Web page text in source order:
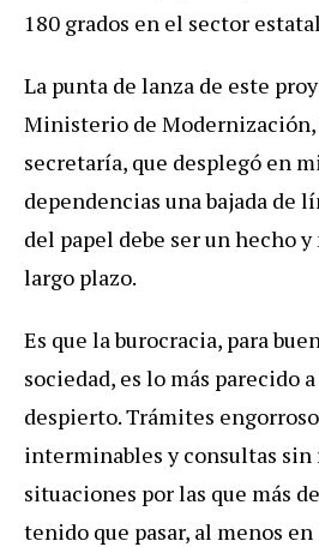
180 grados en el sector
La punta de lanza de este
Ministerio de
secretaría, que desplegó en
dependencias una bajada de
del papel debe ser un hecho
largo plazo.
Es que la burocracia, para
sociedad, es lo más parecido
despierto. Trámites
interminables y consultas sin
situaciones por las que más
tenido que pasar, al menos